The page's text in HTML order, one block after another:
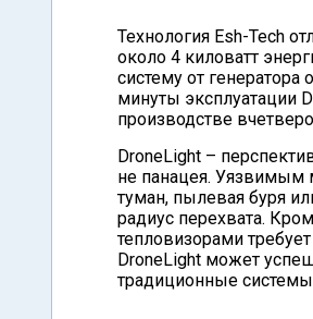
Технология Esh-Tech
около 4 киловатт
систему от
минуты эксплуатации
производстве
DroneLight –
не панацея. Уязвимым
туман, пылевая буря
радиус перехвата.
тепловизорами
DroneLight может
традиционные